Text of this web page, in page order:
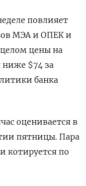
повлияет
МЭА и ОПЕК и
цены на
ниже $74 за
банка
оценивается в
пятницы. Пара
котируется по